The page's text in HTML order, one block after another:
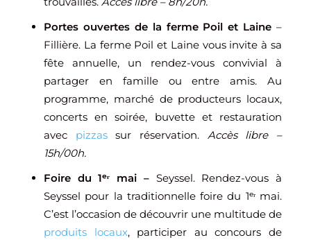
Portes ouvertes de la ferme Poil et Laine –
Fillière. La ferme Poil et Laine vous invite à sa
fête annuelle, un rendez-vous convivial à
partager en famille ou entre amis. Au
programme, marché de producteurs locaux,
concerts en soirée, buvette et restauration
avec pizzassur réservation. Accès libre –
15h/00h.
Foire du 1ᵉʳ mai – Seyssel. Rendez-vous à
Seyssel pour la traditionnelle foire du 1ᵉʳ mai.
C’est l’occasion de découvrir une multitude de
produits locaux, participer au concours de